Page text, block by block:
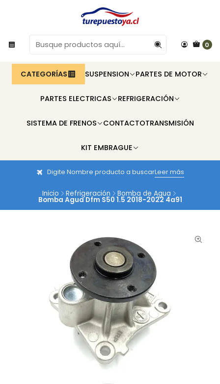
0
CATEGORÍAS SUSPENSION PARTES DE MOTOR
PARTES ELECTRICAS REFRIGERACIÓN
SISTEMA DE FRENOS CONTACTOTRANSMISIÓN
KIT EMBRAGUE
Digite Nombre producto a buscarLeer más
Inicio Refrigeración Bomba de Agua
Bomba Agua Dfm S50 1.5 2018-2022 4a91